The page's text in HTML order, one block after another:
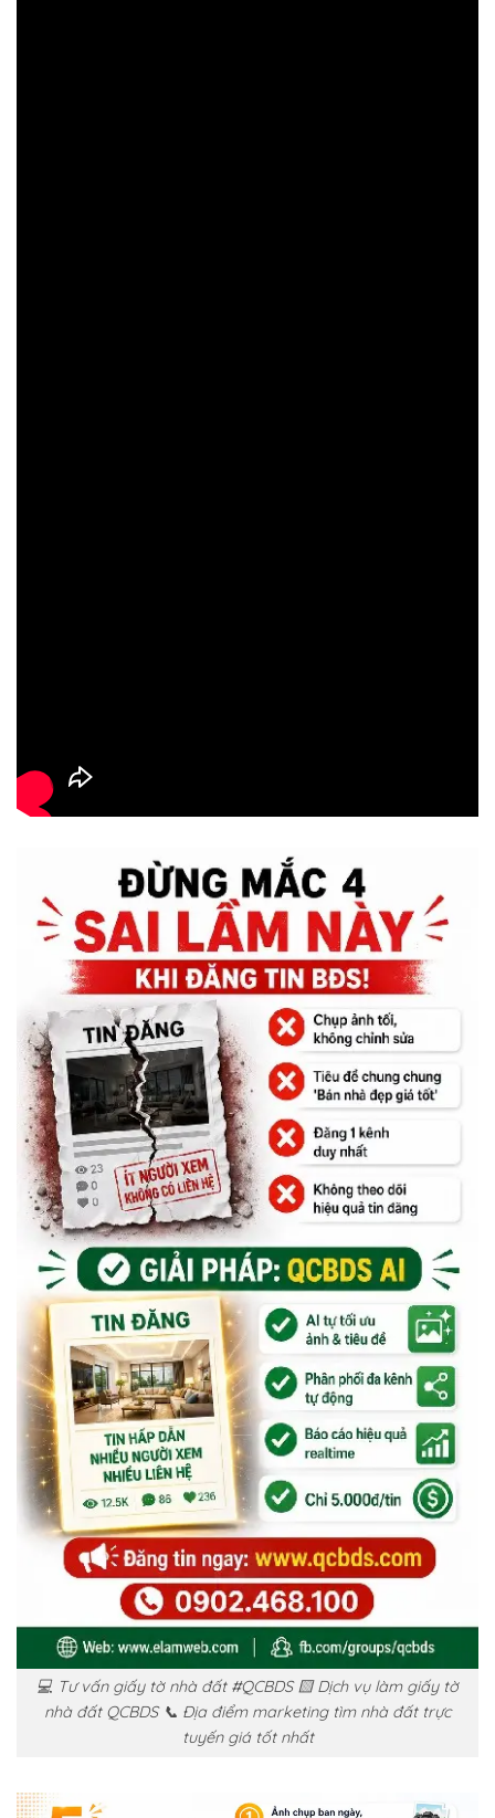
💻 Tư vấn giấy tờ nhà đất #QCBDS 🟨 Dịch vụ làm giấy tờ
nhà đất QCBDS 📞 Địa điểm marketing tìm nhà đất trực
tuyến giá tốt nhất